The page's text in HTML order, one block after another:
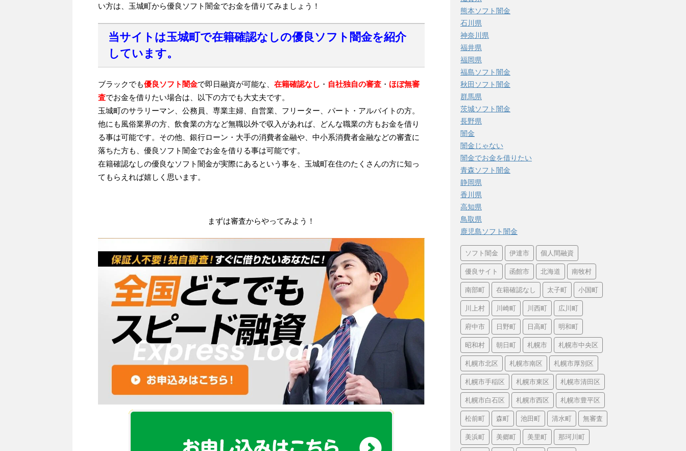
い方は、玉城町から優良ソフト闇金でお金を借りてみましょう！
当サイトは玉城町で在籍確認なしの優良ソフト闇金を紹介
しています。
ブラックでも優良ソフト闇金で即日融資が可能な、 在籍確認なし ・ 自社独自の審査 ・ ほぼ無審
査でお金を借りたい場合は、以下の方でも大丈夫です。
玉城町のサラリーマン、公務員、専業主婦、自営業、フリーター、パート・アルバイトの方。
他にも風俗業界の方、飲食業の方など無職以外で収入があれば、どんな職業の方もお金を借り
る事は可能です。その他、銀行ローン・大手の消費者金融や、中小系消費者金融などの審査に
落ちた方も、優良ソフト闇金でお金を借りる事は可能です。
在籍確認なしの優良なソフト闇金が実際にあるという事を、玉城町在住のたくさんの方に知っ
てもらえれば嬉しく思います。
まずは審査からやってみよう！
熊本ソフト闇金
石川県
神奈川県
福井県
福岡県
福島ソフト闇金
秋田ソフト闇金
群馬県
茨城ソフト闇金
長野県
闇金
闇金じゃない
闇金でお金を借りたい
青森ソフト闇金
静岡県
香川県
高知県
鳥取県
鹿児島ソフト闇金
ソフト闇金 伊達市 個人間融資
優良サイト 函館市 北海道 南牧村
南部町 在籍確認なし 太子町 小国町
川上村 川崎町 川西町 広川町
府中市 日野町 日高町 明和町
昭和村 朝日町 札幌市 札幌市中央区
札幌市北区 札幌市南区 札幌市厚別区
札幌市手稲区 札幌市東区 札幌市清田区
札幌市白石区 札幌市西区 札幌市豊平区
松前町 森町 池田町 清水町 無審査
美浜町 美郷町 美里町 那珂川町